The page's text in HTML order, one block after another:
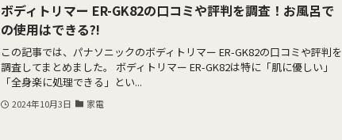
ボディトリマー ER-GK82の口コミや評判を調査！お風呂で
の使用はできる?!
この記事では、パナソニックのボディトリマー ER-GK82の口コミや評判を
調査してまとめました。 ボディトリマー ER-GK82は特に「肌に優しい」
「全身楽に処理できる」とい...
2024年10月3日 家電